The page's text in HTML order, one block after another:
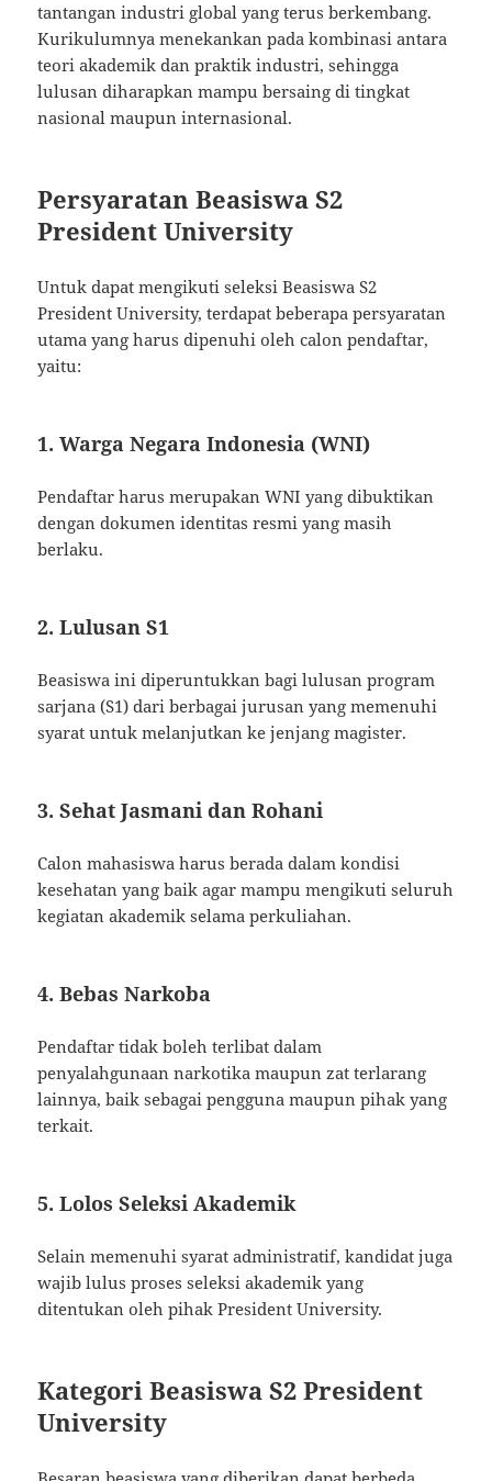
tantangan industri global yang terus berkembang.
Kurikulumnya menekankan pada kombinasi antara
teori akademik dan praktik industri, sehingga
lulusan diharapkan mampu bersaing di tingkat
nasional maupun internasional.
Persyaratan Beasiswa S2
President University
Untuk dapat mengikuti seleksi Beasiswa S2
President University, terdapat beberapa persyaratan
utama yang harus dipenuhi oleh calon pendaftar,
yaitu:
1. Warga Negara Indonesia (WNI)
Pendaftar harus merupakan WNI yang dibuktikan
dengan dokumen identitas resmi yang masih
berlaku.
2. Lulusan S1
Beasiswa ini diperuntukkan bagi lulusan program
sarjana (S1) dari berbagai jurusan yang memenuhi
syarat untuk melanjutkan ke jenjang magister.
3. Sehat Jasmani dan Rohani
Calon mahasiswa harus berada dalam kondisi
kesehatan yang baik agar mampu mengikuti seluruh
kegiatan akademik selama perkuliahan.
4. Bebas Narkoba
Pendaftar tidak boleh terlibat dalam
penyalahgunaan narkotika maupun zat terlarang
lainnya, baik sebagai pengguna maupun pihak yang
terkait.
5. Lolos Seleksi Akademik
Selain memenuhi syarat administratif, kandidat juga
wajib lulus proses seleksi akademik yang
ditentukan oleh pihak President University.
Kategori Beasiswa S2 President
University